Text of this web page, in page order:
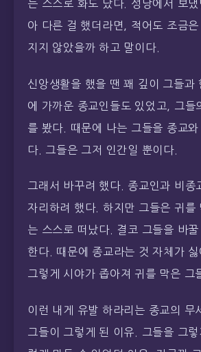
는 스스로 화도 났다. 성당에서 보
아 다른 걸 했더라면, 적어도 조금
지지 않았을까 하고 말이다.
신앙생활을 했을 땐 꽤 깊이 그들과
에 가까운 종교인들도 있었고, 그들
를 봤다. 때문에 나는 그들을 종교
다. 그들은 그저 인간일 뿐이다.
그래서 바꾸려 했다. 종교인과 비종
자리하려 했다. 하지만 그들은 귀를
는 스스로 떠났다. 결코 그들을 바
한다. 때문에 종교라는 것 자체가
그렇게 시야가 좁아져 귀를 막은 그
이런 내게 유발 하라리는 종교의 무
그들이 그렇게 된 이유. 그들을 그